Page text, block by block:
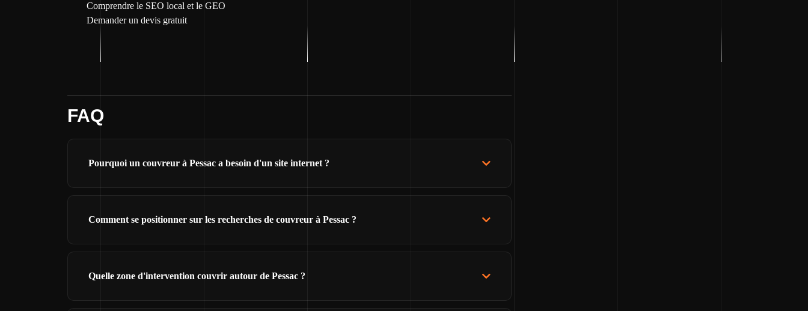
Comprendre le SEO local et le GEO
Demander un devis gratuit
FAQ
Pourquoi un couvreur à Pessac a besoin d'un site internet ?
Comment se positionner sur les recherches de couvreur à Pessac ?
Quelle zone d'intervention couvrir autour de Pessac ?